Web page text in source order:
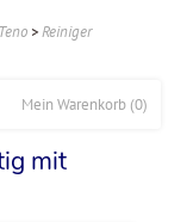
>Reiniger
Mein Warenkorb (0)
mit